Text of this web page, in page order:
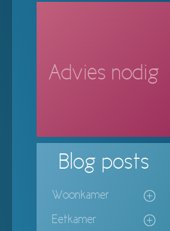
Advies nodig
Blog posts
Woonkamer
Eetkamer